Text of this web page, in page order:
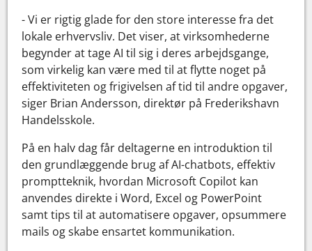
- Vi er rigtig glade for den store interesse fra det
lokale erhvervsliv. Det viser, at virksomhederne
begynder at tage AI til sig i deres arbejdsgange,
som virkelig kan være med til at flytte noget på
effektiviteten og frigivelsen af tid til andre opgaver,
siger Brian Andersson, direktør på Frederikshavn
Handelsskole.
På en halv dag får deltagerne en introduktion til
den grundlæggende brug af AI-chatbots, effektiv
promptteknik, hvordan Microsoft Copilot kan
anvendes direkte i Word, Excel og PowerPoint
samt tips til at automatisere opgaver, opsummere
mails og skabe ensartet kommunikation.